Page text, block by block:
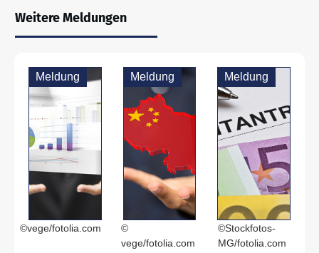
Weitere Meldungen
Meldung
©vege/fotolia.com
Meldung
©
vege/fotolia.com
Meldung
©Stockfotos-
MG/fotolia.com